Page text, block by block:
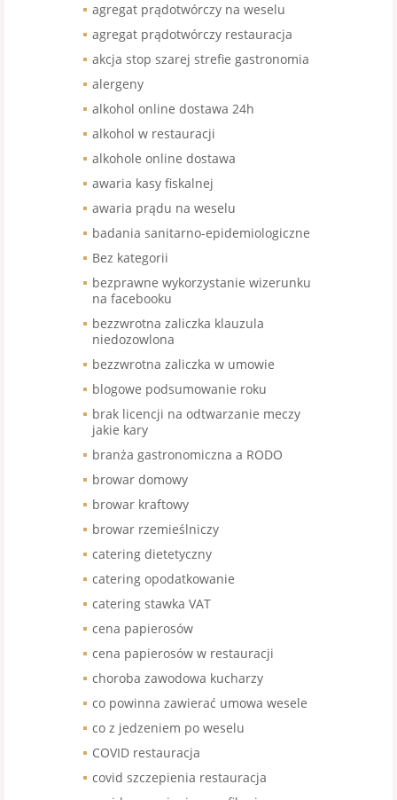
agregat prądotwórczy na weselu
agregat prądotwórczy restauracja
akcja stop szarej strefie gastronomia
alergeny
alkohol online dostawa 24h
alkohol w restauracji
alkohole online dostawa
awaria kasy fiskalnej
awaria prądu na weselu
badania sanitarno-epidemiologiczne
Bez kategorii
bezprawne wykorzystanie wizerunku
na facebooku
bezzwrotna zaliczka klauzula
niedozowlona
bezzwrotna zaliczka w umowie
blogowe podsumowanie roku
brak licencji na odtwarzanie meczy
jakie kary
branża gastronomiczna a RODO
browar domowy
browar kraftowy
browar rzemieślniczy
catering dietetyczny
catering opodatkowanie
catering stawka VAT
cena papierosów
cena papierosów w restauracji
choroba zawodowa kucharzy
co powinna zawierać umowa wesele
co z jedzeniem po weselu
COVID restauracja
covid szczepienia restauracja